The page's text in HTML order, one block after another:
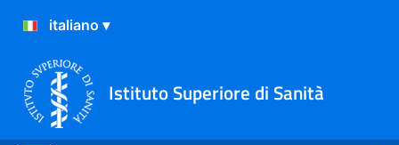
Istituto Superiore di Sanità